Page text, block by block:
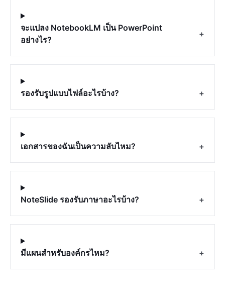
จะแปลง NotebookLM เป็น PowerPoint
อย่างไร?
+
รองรับรูปแบบไฟล์อะไรบ้าง? +
เอกสารของฉันเป็นความลับไหม? +
NoteSlide รองรับภาษาอะไรบ้าง? +
มีแผนสำหรับองค์กรไหม? +